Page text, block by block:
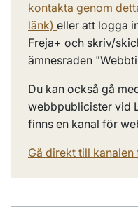
kontakta genom
länk) eller att logga
Freja+ och skriv/
ämnesraden
Du kan också gå
webbpublicister vid
finns en kanal för
Gå direkt till